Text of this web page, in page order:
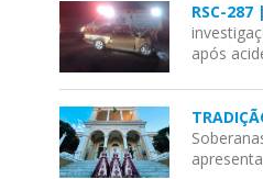
RSC-287 |
após